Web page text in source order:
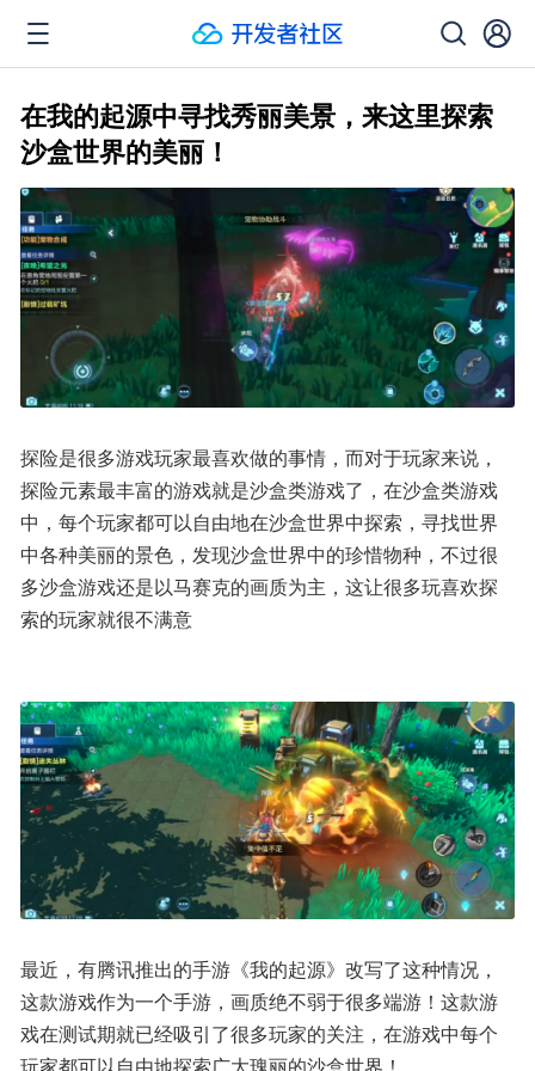
在我的起源中寻找秀丽美景，来这里探索
沙盒世界的美丽！
探险是很多游戏玩家最喜欢做的事情，而对于玩家来说，
探险元素最丰富的游戏就是沙盒类游戏了，在沙盒类游戏
中，每个玩家都可以自由地在沙盒世界中探索，寻找世界
中各种美丽的景色，发现沙盒世界中的珍惜物种，不过很
多沙盒游戏还是以马赛克的画质为主，这让很多玩喜欢探
索的玩家就很不满意
最近，有腾讯推出的手游《我的起源》改写了这种情况，
这款游戏作为一个手游，画质绝不弱于很多端游！这款游
戏在测试期就已经吸引了很多玩家的关注，在游戏中每个
玩家都可以自由地探索广大瑰丽的沙盒世界！